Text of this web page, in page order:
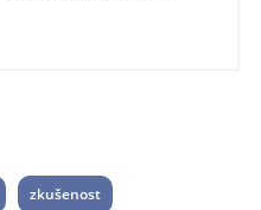
zkušenost